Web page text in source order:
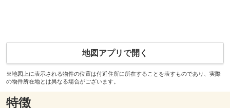
地図アプリで開く
※地図上に表示される物件の位置は付近住所に所在することを表すものであり、実際
の物件所在地とは異なる場合がございます。
特徴